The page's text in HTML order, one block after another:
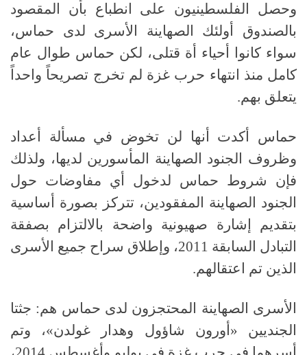
وحصل الفلسطينيون على انطباع بأن المقصود
بالصندوق أولئك الصهاينة الأسرى لدى حماس،
سواء كانوا أحياء أة قتلى، لكن حماس طوال عام
كامل منذ انتهاء حرب غزة لم تخرج تصريحاً واحداً
يتعلق بهم.
حماس أكدت أنها لن تخوض في مسألة أعداد
وظروف الجنود الصهاينة المأسورين لديها، ولذلك
فإن شروط حماس لدخول أي مفاوضات حول
الجنود الصهاينة المفقودين، تتركز بصورة أساسية
بتقديم إشارة صهيونية واضحة بالالتزام بصفقة
التبادل السابقة
، وإطلاق سراح جميع الأسرى
الذين تم اعتقالهم.
الأسرى الصهاينة المحتجزون لدى حماس هم: جثتا
الجنديين « أورون شاؤول وهدار غولدن»، وتم